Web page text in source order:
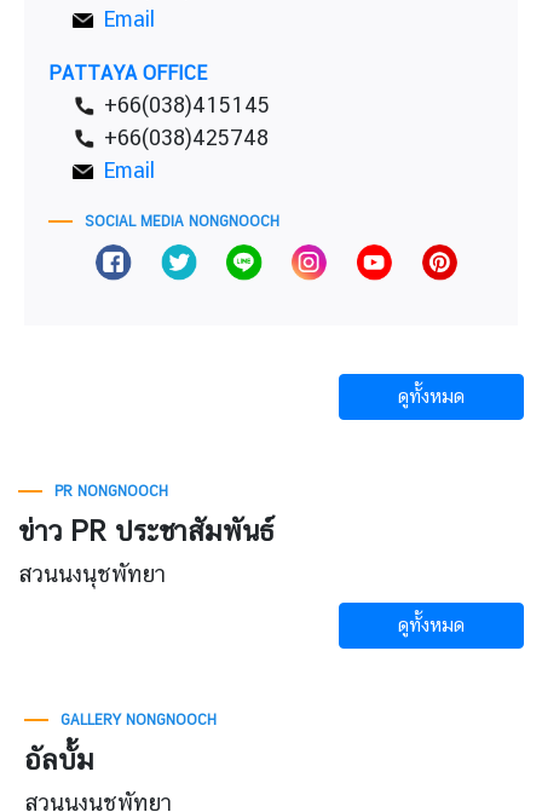
Email
PATTAYA OFFICE
+66(038)415145
+66(038)425748
Email
SOCIAL MEDIA NONGNOOCH
ดูทั้งหมด
PR NONGNOOCH
ข่าว PR ประชาสัมพันธ์
สวนนงนุชพัทยา
ดูทั้งหมด
GALLERY NONGNOOCH
อัลบั้ม
สวนนงนุชพัทยา